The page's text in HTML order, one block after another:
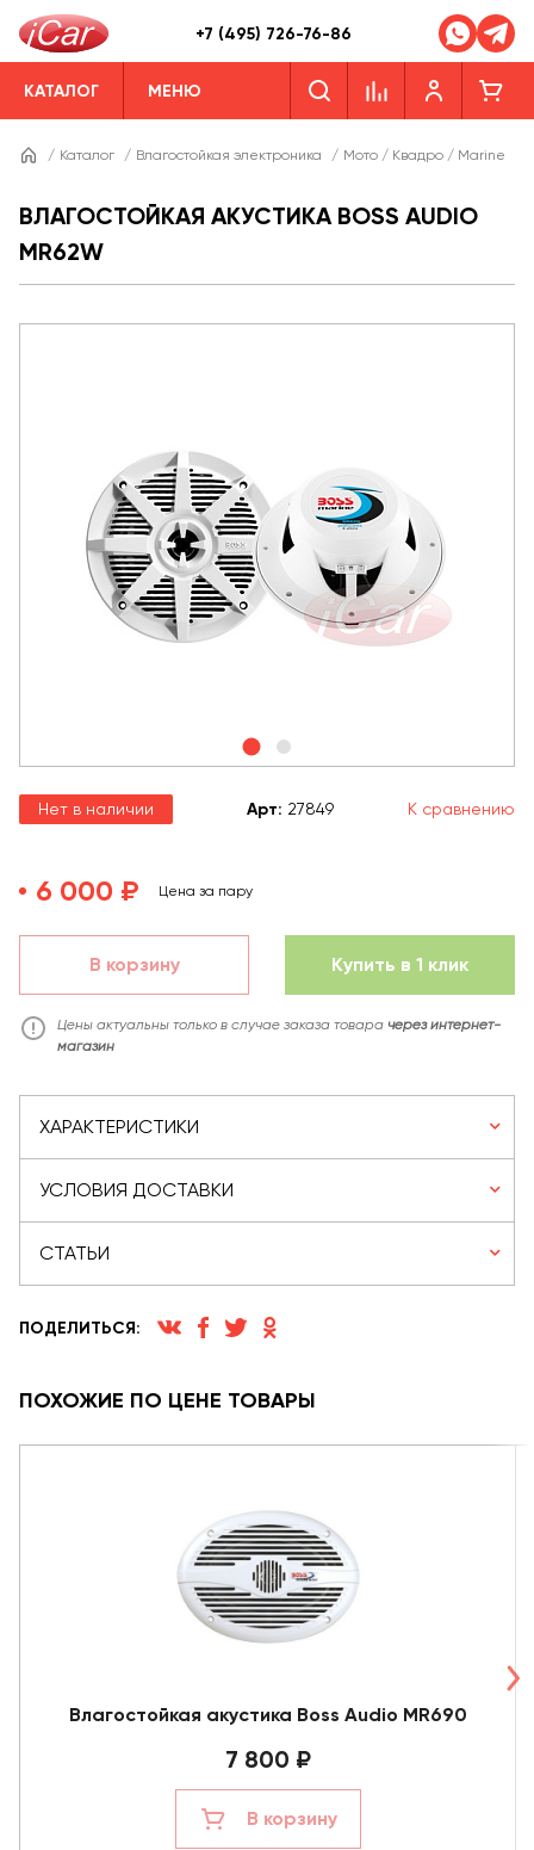
+7 (495) 726-76-86
КАТАЛОГ МЕНЮ
/ Каталог / Влагостойкая электроника / Мото / Квадро / Marine
ВЛАГОСТОЙКАЯ АКУСТИКА BOSS AUDIO
MR62W
Нет в наличии Арт: 27849 К сравнению
6 000 ₽ Цена за пару
В корзину Купить в 1 клик
Цены актуальны только в случае заказа товара через интернет-
магазин
ХАРАКТЕРИСТИКИ
УСЛОВИЯ ДОСТАВКИ
СТАТЬИ
ПОДЕЛИТЬСЯ:
ПОХОЖИЕ ПО ЦЕНЕ ТОВАРЫ
Влагостойкая акустика Boss Audio MR690
7 800 ₽
В корзину